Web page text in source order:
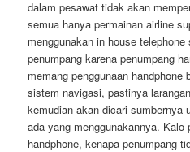
dalam pesawat tidak akan
semua hanya permainan airline
menggunakan in house
penumpang karena penumpang
memang penggunaan handphone
sistem navigasi, pastinya
kemudian akan dicari sumbernya
ada yang menggunakannya.
handphone, kenapa penumpang